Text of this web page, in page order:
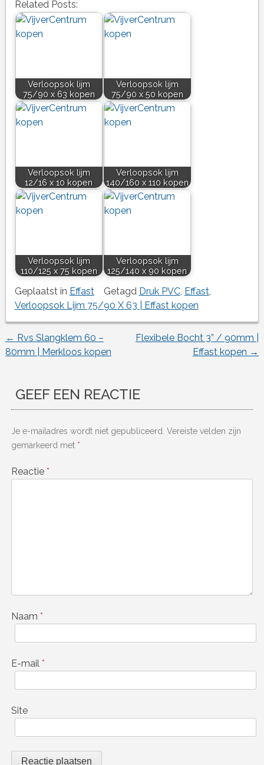
Related Posts:
Verloopsok lijm
75/90 x 63 kopen
Verloopsok lijm
75/90 x 50 kopen
Verloopsok lijm
12/16 x 10 kopen
Verloopsok lijm
140/160 x 110 kopen
Verloopsok lijm
110/125 x 75 kopen
Verloopsok lijm
125/140 x 90 kopen
Geplaatst in Effast Getagd Druk PVC, Effast,
Verloopsok Lijm 75/90 X 63 | Effast kopen
Berichtnavigatie
← Rvs Slangklem 60 –
80mm | Merkloos kopen
Flexibele Bocht 3” / 90mm |
Effast kopen →
GEEF EEN REACTIE
Je e-mailadres wordt niet gepubliceerd. Vereiste velden zijn
gemarkeerd met *
Reactie *
Naam *
E-mail *
Site